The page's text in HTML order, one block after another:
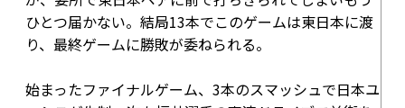
ひとつ届かない。結局13本でこのゲームは東日本に渡
り、最終ゲームに勝敗が委ねられる。
始まったファイナルゲーム、3本のスマッシュで日本ユ